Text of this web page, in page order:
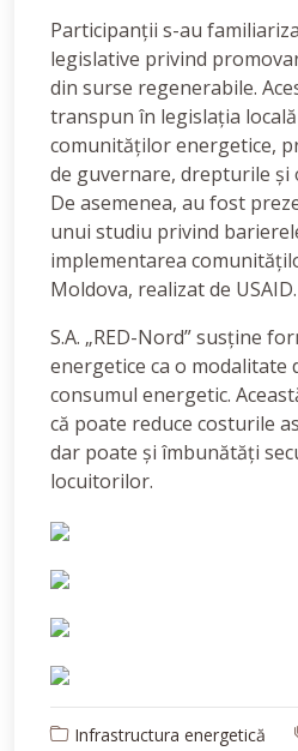
Participanții s-au
legislative privind
din surse regenerabile.
transpun în legislația
comunităților energetice,
de guvernare, drepturile și
De asemenea, au fost
unui studiu privind
implementarea
Moldova, realizat de USAID.
S.A. „RED-Nord” susține
energetice ca o modalitate
consumul energetic.
că poate reduce costurile
dar poate și îmbunătăți
locuitorilor.
Infrastructura energetică